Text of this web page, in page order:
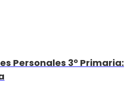
Personales 3º Primaria: